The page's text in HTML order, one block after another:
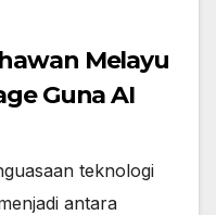
Melayu
Guna AI
teknologi
antara